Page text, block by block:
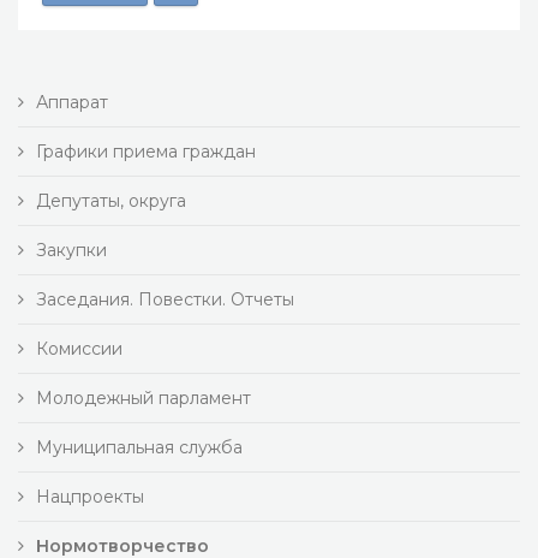
Аппарат
Графики приема граждан
Депутаты, округа
Закупки
Заседания. Повестки. Отчеты
Комиссии
Молодежный парламент
Муниципальная служба
Нацпроекты
Нормотворчество